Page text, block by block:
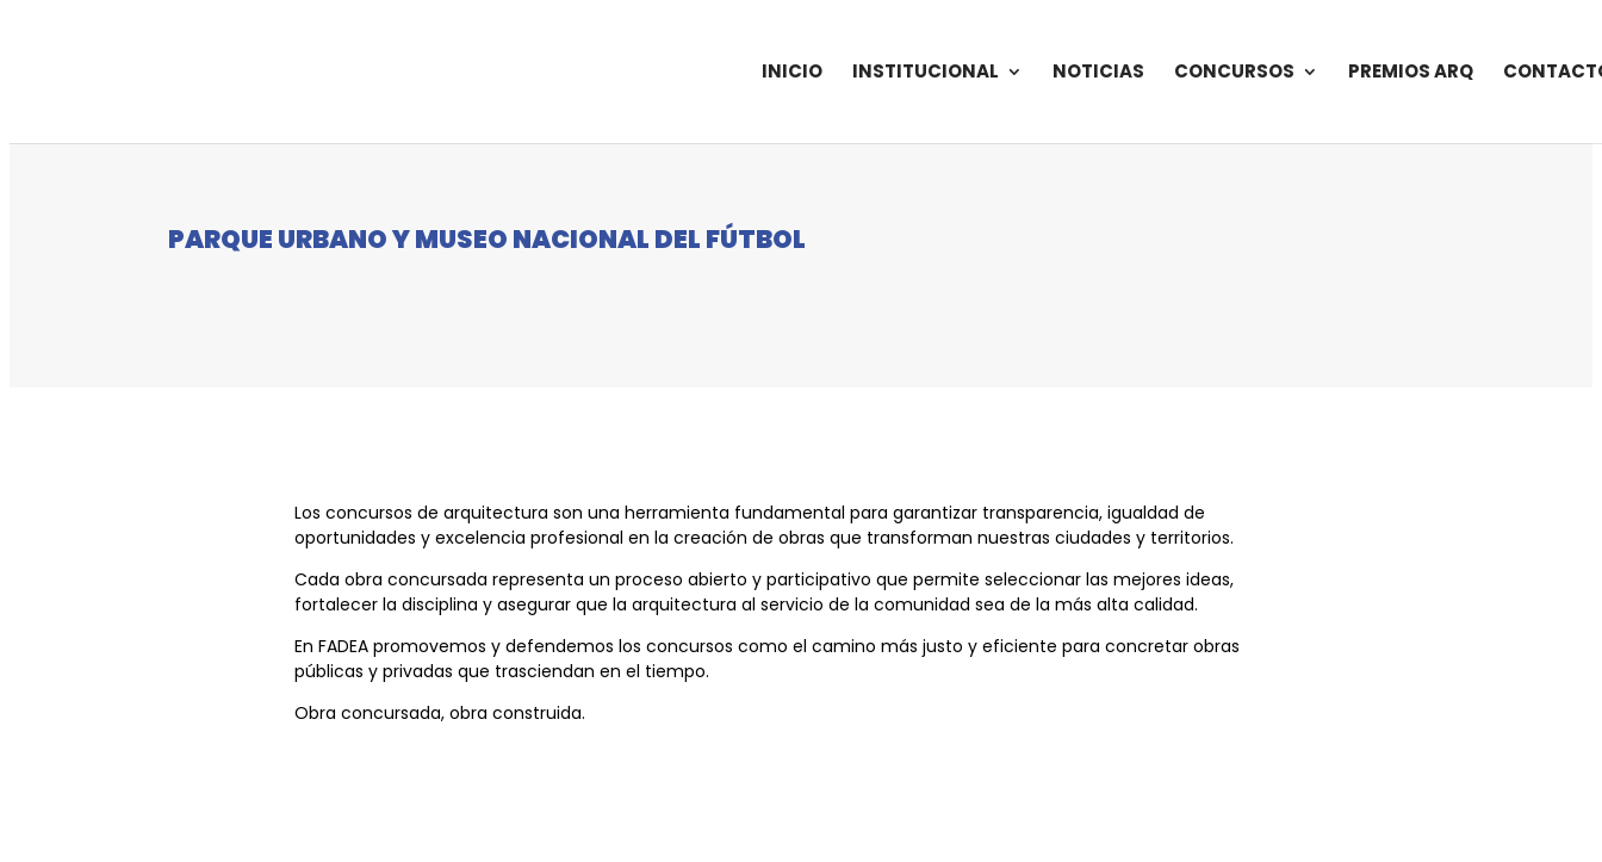
INICIO INSTITUCIONAL NOTICIAS CONCURSOS PREMIOS ARQ
PARQUE URBANO Y MUSEO NACIONAL DEL FÚTBOL
Los concursos de arquitectura son una herramienta fundamental para garantizar transparencia, igualdad de
oportunidades y excelencia profesional en la creación de obras que transforman nuestras ciudades y territorios.
Cada obra concursada representa un proceso abierto y participativo que permite seleccionar las mejores ideas,
fortalecer la disciplina y asegurar que la arquitectura al servicio de la comunidad sea de la más alta calidad.
En FADEA promovemos y defendemos los concursos como el camino más justo y eficiente para concretar obras
públicas y privadas que trasciendan en el tiempo.
Obra concursada, obra construida.